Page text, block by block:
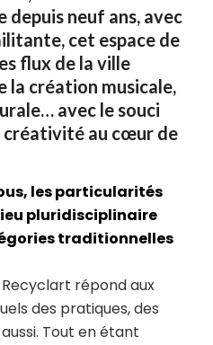
neuf ans, avec
cet espace de
flux de la ville
la création musicale,
avec le souci
créativité au cœur de
les particularités
pluridisciplinaire
traditionnelles
répond aux
des pratiques, des
Tout en étant